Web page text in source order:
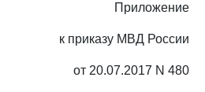
Приложение
к приказу МВД России
от 20.07.2017 N 480